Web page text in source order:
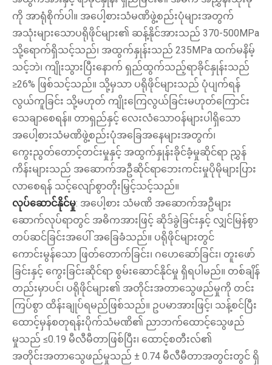
ကို အာရုံစိုက်ပါ။ အပေါ့စားသံမဏိဖွဲ့စည်းပုံများအတွက်
အသုံးများသောပရိုဖိုင်များ၏ ဆန့်နိုင်အားသည် 370-500MPa
သို့ရောက်ရှိသင့်သည်၊ အထွက်နှုန်းသည် 235MPa ထက်မနိမ့်
သင့်ဘဲ၊ ကျိုးသွားပြီးနောက် ရှည်ထွက်သည့်ရာခိုင်နှုန်းသည်
≥26% ဖြစ်သင့်သည်။ သို့မှသာ ပရိုဖိုင်များသည် ပုံပျက်ရန်
လွယ်ကူခြင်း သို့မဟုတ် ကျိုးကြေလွယ်ခြင်းမဟုတ်ကြောင်း
သေချာစေရန်။ တာရှည်နှင့် လေးလံသောဝန်များပါရှိသော
အပေါ့စားသံမဏိဖွဲ့စည်းပုံအခြေအနေများအတွက်၊
ကွေးညွတ်တောင့်တင်းမှုနှင့် အထွက်နှုန်းခိုင်ခံ့မှုဆိုင်ရာ ညွှန်
ကိန်းများသည် အဆောက်အဦဆိုင်ရာဘေးကင်းမှုပိုမိုများပြား
လာစေရန် သင့်လျော်စွာတိုးမြှင့်သင့်သည်။
လုပ်ဆောင်နိုင်မှု: အပေါ့စား သံမဏိ အဆောက်အဦများ
ဆောက်လုပ်ရာတွင် အဓိကအားဖြင့် ဆိုဒ်ခွဲခြင်းနှင့် လျှင်မြန်စွာ
တပ်ဆင်ခြင်းအပေါ် အခြေခံသည်။ ပရိုဖိုင်များတွင်
ကောင်းမွန်သော ဖြတ်တောက်ခြင်း၊ ဂဟေဆော်ခြင်း၊ တူးဖော်
ခြင်းနှင့် ကွေးခြင်းဆိုင်ရာ စွမ်းဆောင်နိုင်မှု ရှိရပါမည်။ တစ်ချိန်
တည်းမှာပင်၊ ပရိုဖိုင်များ၏ အတိုင်းအတာသွေဖည်မှုကို တင်း
ကြပ်စွာ ထိန်းချုပ်ရမည်ဖြစ်သည်။ ဥပမာအားဖြင့်၊ သန့်စင်ပြီး
ထောင့်မှန်စတုရန်းပိုက်သံမဏိ၏ ညာဘက်ထောင့်သွေဖည်
မှုသည် ≤0.19 မီလီမီတာဖြစ်ပြီး၊ ထောင့်စတီးလ်၏
အတိုင်းအတာသွေဖည်မှုသည် ± 0.74 မီလီမီတာအတွင်းတွင် ရှိ